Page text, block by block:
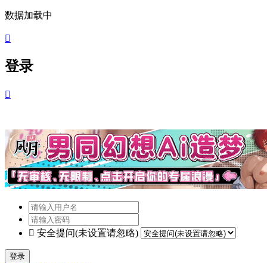
数据加载中

登录

 安全提问(未设置请忽略)
登录